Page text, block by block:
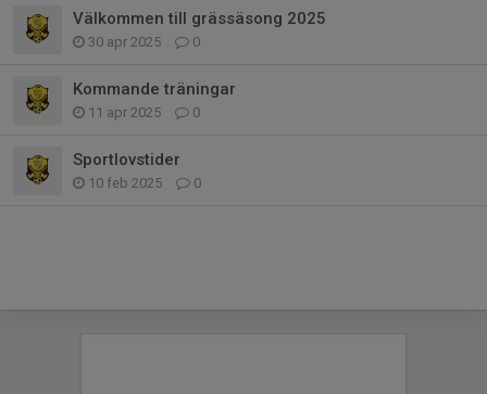
Välkommen till grässäsong 2025
30 apr 2025 0
Kommande träningar
11 apr 2025 0
Sportlovstider
10 feb 2025 0